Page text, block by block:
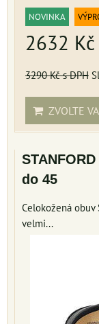
NOVINKA
2632 Kč
3290 Kčs DPH
ZVOLTE
do 45
Celokožená
velmi...